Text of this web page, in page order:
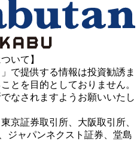
いて】
で提供する情報は投資勧誘ま
とを目的としておりません。
なされますようお願いいたし
京証券取引所、大阪取引所、
ジャパンネクスト証券、堂島